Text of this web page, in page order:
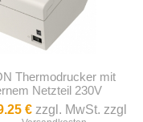
Thermodrucker mit
Netzteil 230V
€zzgl. MwSt. zzgl